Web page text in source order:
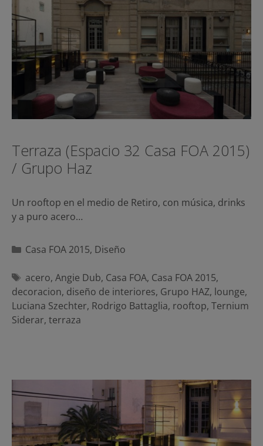
Terraza (Espacio 32 Casa FOA 2015)
/ Grupo Haz
Un rooftop en el medio de Retiro, con música, drinks
y a puro acero…
Categorías
Casa FOA 2015, Diseño
Etiquetas
acero, Angie Dub, Casa FOA, Casa FOA 2015,
decoracion, diseño de interiores, Grupo HAZ, lounge,
Luciana Szechter, Rodrigo Battaglia, rooftop, Ternium
Siderar, terraza